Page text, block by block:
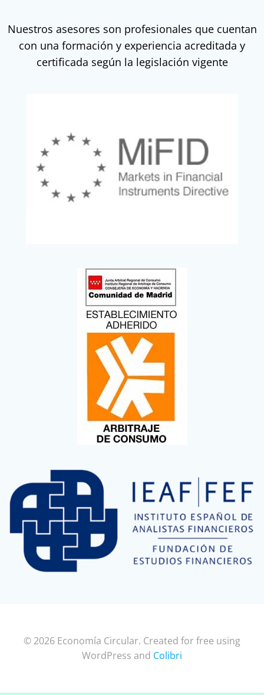
Nuestros asesores son profesionales que cuentan
con una formación y experiencia acreditada y
certificada según la legislación vigente
© 2026 Economía Circular. Created for free using
WordPress and Colibri